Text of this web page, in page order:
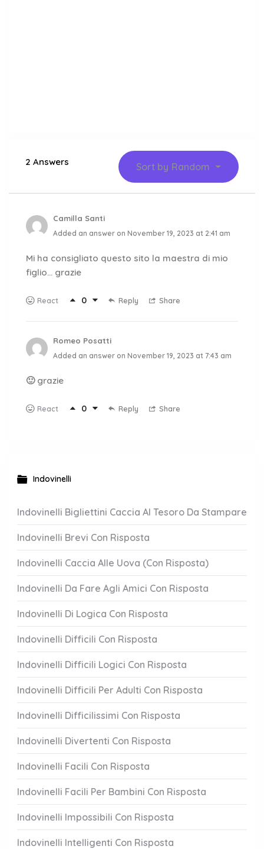
2 Answers Sort by Random
Camilla Santi
Added an answer on November 19, 2023 at 2:41 am
Mi ha consigliato questo sito la maestra di mio
figlio… grazie
React 0 Reply Share
Romeo Posatti
Added an answer on November 19, 2023 at 7:43 am
🙂 grazie
React 0 Reply Share
Indovinelli
Indovinelli Bigliettini Caccia Al Tesoro Da Stampare
Indovinelli Brevi Con Risposta
Indovinelli Caccia Alle Uova (Con Risposta)
Indovinelli Da Fare Agli Amici Con Risposta
Indovinelli Di Logica Con Risposta
Indovinelli Difficili Con Risposta
Indovinelli Difficili Logici Con Risposta
Indovinelli Difficili Per Adulti Con Risposta
Indovinelli Difficilissimi Con Risposta
Indovinelli Divertenti Con Risposta
Indovinelli Facili Con Risposta
Indovinelli Facili Per Bambini Con Risposta
Indovinelli Impossibili Con Risposta
Indovinelli Intelligenti Con Risposta